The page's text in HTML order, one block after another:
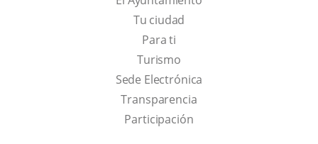
Tu ciudad
Para ti
TurismoThis
link
will
open
Sede Electrónica
Transparencia
Participación